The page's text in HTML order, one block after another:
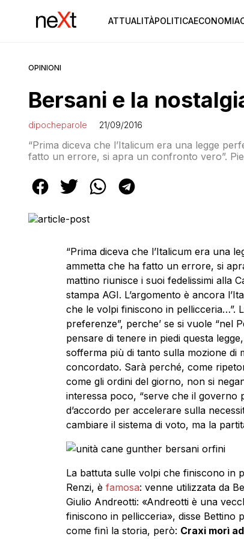
ATTUALITÀPOLITICAECONOMIA
OPINIONI
Bersani e la
dipocheparole 21/09/2016
“Prima diceva che l’Italicum era una legge
fatto un errore, si apra un confronto vero”.
c’è un limite […]
“Prima diceva che l’Italicum era una
ammetta che ha fatto un errore, si
mattino riunisce i suoi fedelissimi alla
stampa AGI. L’argomento è ancora
che le volpi finiscono in pellicceria…”.
preferenze”, perche’ se si vuole “nel
pensare di tenere in piedi questa
sofferma più di tanto sulla mozione di
concordato. Sarà perché, come
come gli ordini del giorno, non si
interessa poco, “serve che il governo
d’accordo per accelerare sulla
cambiare il sistema di voto, ma la
La battuta sulle volpi che finiscono in
Renzi, è famosa: venne utilizzata da
Giulio Andreotti: «Andreotti è una
finiscono in pellicceria», disse Bettino
come finì la storia, però: Craxi morì